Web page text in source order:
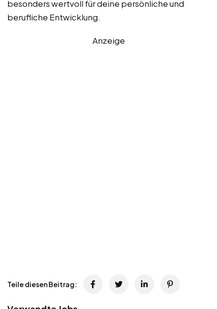
besonders wertvoll für deine persönliche und
berufliche Entwicklung.
Anzeige
Teile diesen Beitrag: